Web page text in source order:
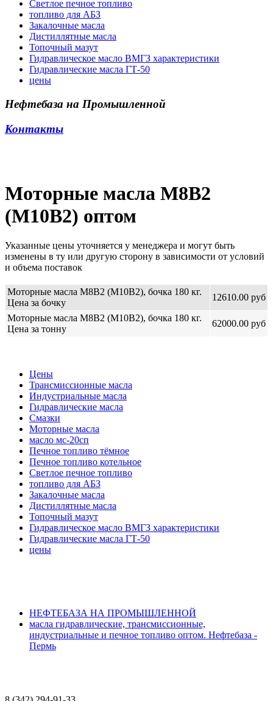
Светлое печное топливо
топливо для АБЗ
Закалочные масла
Дистиллятные масла
Топочный мазут
Гидравлическое масло ВМГЗ характеристики
Гидравлические масла ГТ-50
цены
Нефтебаза на Промышленной
Контакты
Моторные масла М8В2
(М10В2) оптом
Указанные цены уточняется у менеджера и могут быть
изменены в ту или другую сторону в зависимости от условий
и объема поставок
Моторные масла М8В2 (М10В2), бочка 180 кг.
Цена за бочку
12610.00 руб
Моторные масла М8В2 (М10В2), бочка 180 кг.
Цена за тонну
62000.00 руб
Цены
Трансмиссионные масла
Индустриальные масла
Гидравлические масла
Смазки
Моторные масла
масло мс-20сп
Печное топливо тёмное
Печное топливо котельное
Светлое печное топливо
топливо для АБЗ
Закалочные масла
Дистиллятные масла
Топочный мазут
Гидравлическое масло ВМГЗ характеристики
Гидравлические масла ГТ-50
цены
НЕФТЕБАЗА НА ПРОМЫШЛЕННОЙ
масла гидравлические, трансмиссионные,
индустриальные и печное топливо оптом. Нефтебаза -
Пермь